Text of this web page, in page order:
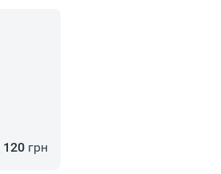
120грн